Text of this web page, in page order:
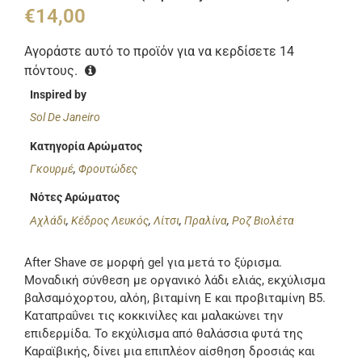
€14,00
Αγοράστε αυτό το προϊόν για να κερδίσετε 14
πόντους.
Inspired by
Sol De Janeiro
Κατηγορία Αρώματος
Γκουρμέ,Φρουτώδες
Νότες Αρώματος
Αχλάδι,Κέδρος Λευκός,Λίτσι,Πραλίνα,Ροζ Βιολέτα
After Shave σε μορφή gel για μετά το ξύρισμα.
Μοναδική σύνθεση με οργανικό λάδι ελιάς, εκχύλισμα
βαλσαμόχορτου, αλόη, βιταμίνη Ε και προβιταμίνη Β5.
Καταπραΰνει τις κοκκινίλες και μαλακώνει την
επιδερμίδα. Το εκχύλισμα από θαλάσσια φυτά της
Καραϊβικής, δίνει μια επιπλέον αίσθηση δροσιάς και